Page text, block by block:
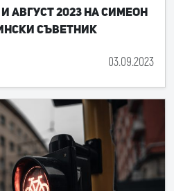
август 2023 на Симеон
съветник
03.09.2023